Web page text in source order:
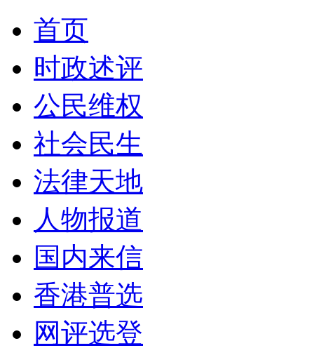
首页
时政述评
公民维权
社会民生
法律天地
人物报道
国内来信
香港普选
网评选登